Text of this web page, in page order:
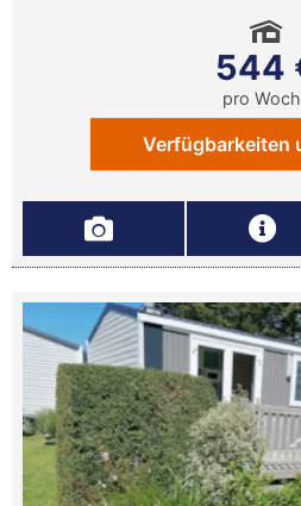
544
pro
Verfügbarkeiten